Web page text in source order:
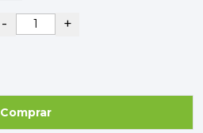
- +
Comprar